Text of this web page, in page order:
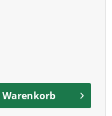
Warenkorb